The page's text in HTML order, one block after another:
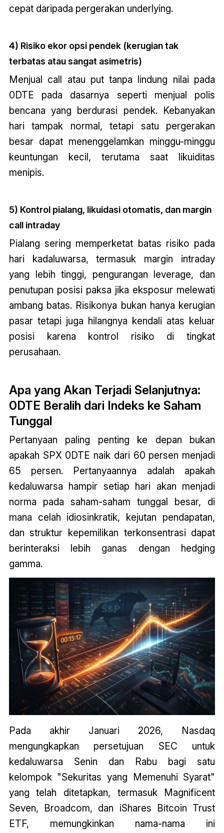
cepat daripada pergerakan underlying.
4) Risiko ekor opsi pendek (kerugian tak
terbatas atau sangat asimetris)
Menjual call atau put tanpa lindung nilai pada
0DTE pada dasarnya seperti menjual polis
bencana yang berdurasi pendek. Kebanyakan
hari tampak normal, tetapi satu pergerakan
besar dapat menenggelamkan minggu-minggu
keuntungan kecil, terutama saat likuiditas
menipis.
5) Kontrol pialang, likuidasi otomatis, dan margin
call intraday
Pialang sering memperketat batas risiko pada
hari kadaluwarsa, termasuk margin intraday
yang lebih tinggi, pengurangan leverage, dan
penutupan posisi paksa jika eksposur melewati
ambang batas. Risikonya bukan hanya kerugian
pasar tetapi juga hilangnya kendali atas keluar
posisi karena kontrol risiko di tingkat
perusahaan.
Apa yang Akan Terjadi Selanjutnya:
0DTE Beralih dari Indeks ke Saham
Tunggal
Pertanyaan paling penting ke depan bukan
apakah SPX 0DTE naik dari 60 persen menjadi
65 persen. Pertanyaannya adalah apakah
kedaluwarsa hampir setiap hari akan menjadi
norma pada saham-saham tunggal besar, di
mana celah idiosinkratik, kejutan pendapatan,
dan struktur kepemilikan terkonsentrasi dapat
berinteraksi lebih ganas dengan hedging
gamma.
Pada akhir Januari 2026, Nasdaq
mengungkapkan persetujuan SEC untuk
kedaluwarsa Senin dan Rabu bagi satu
kelompok "Sekuritas yang Memenuhi Syarat"
yang telah ditetapkan, termasuk Magnificent
Seven, Broadcom, dan iShares Bitcoin Trust
ETF, memungkinkan nama-nama ini